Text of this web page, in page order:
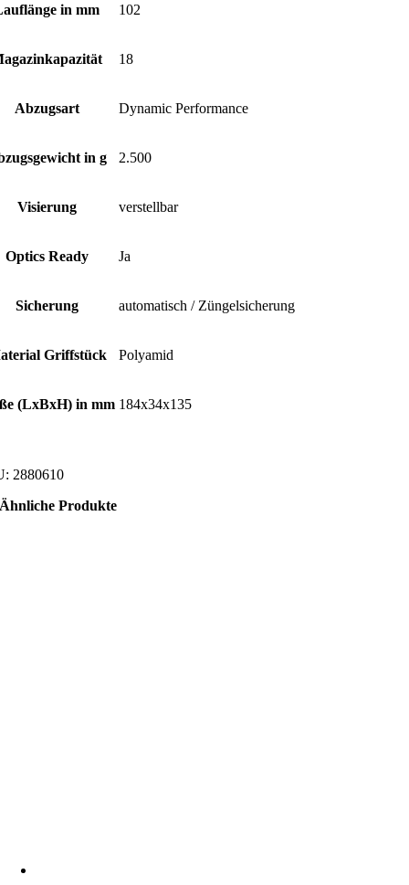
in mm 102
18
Abzugsart Dynamic Performance
in g 2.500
Visierung verstellbar
Optics Ready Ja
Sicherung automatisch / Züngelsicherung
Griffstück Polyamid
(LxBxH) in mm 184x34x135
2880610
Ähnliche Produkte